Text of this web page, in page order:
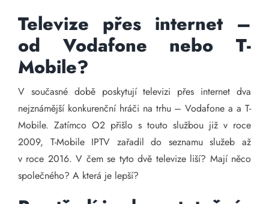
Televize přes internet –
od Vodafone nebo T-
Mobile?
V současné době poskytují televizi přes internet dva
nejznámější konkurenční hráči na trhu – Vodafone a a T-
Mobile. Zatímco O2 přišlo s touto službou již v roce
2009, T-Mobile IPTV zařadil do seznamu služeb až
v roce 2016. V čem se tyto dvě televize liší? Mají něco
společného? A která je lepší?